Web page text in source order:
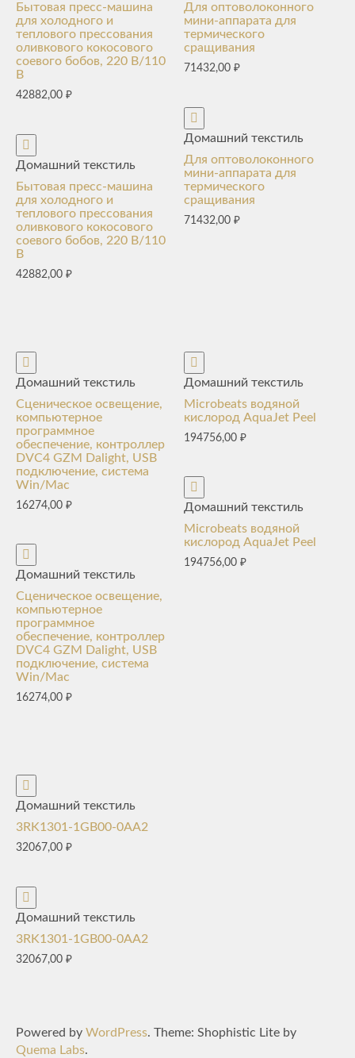
Бытовая пресс-машина
для холодного и
теплового прессования
оливкового кокосового
соевого бобов, 220 В/110
В
42882,00 ₽
Домашний текстиль
Бытовая пресс-машина
для холодного и
теплового прессования
оливкового кокосового
соевого бобов, 220 В/110
В
42882,00 ₽
Для оптоволоконного
мини-аппарата для
термического
сращивания
71432,00₽
Домашний текстиль
Для оптоволоконного
мини-аппарата для
термического
сращивания
71432,00₽
Домашний текстиль
Сценическое освещение,
компьютерное
программное
обеспечение, контроллер
DVC4 GZM Dalight, USB
подключение, система
Win/Mac
16274,00 ₽
Домашний текстиль
Сценическое освещение,
компьютерное
программное
обеспечение, контроллер
DVC4 GZM Dalight, USB
подключение, система
Win/Mac
16274,00 ₽
Домашний текстиль
Microbeats водяной
кислород AquaJet Peel
194756,00₽
Домашний текстиль
Microbeats водяной
кислород AquaJet Peel
194756,00₽
Домашний текстиль
3RK1301-1GB00-0AA2
32067,00 ₽
Домашний текстиль
3RK1301-1GB00-0AA2
32067,00 ₽
Powered by WordPress. Theme: Shophistic Lite by
Quema Labs.